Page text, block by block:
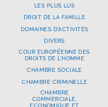
LES PLUS LUS
DROIT DE LA FAMILLE
DOMAINES D'ACTIVITÉS
DIVERS
COUR EUROPÉENNE DES
DROITS DE L'HOMME
CHAMBRE SOCIALE
CHAMBRE CRIMINELLE
CHAMBRE
COMMERCIALE,